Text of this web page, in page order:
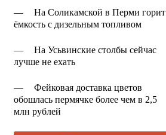
—
На Соликамской в Перми горит
ёмкость с дизельным топливом
—
На Усьвинские столбы сейчас
лучше не ехать
—
Фейковая доставка цветов
обошлась пермячке более чем в 2,5
млн рублей